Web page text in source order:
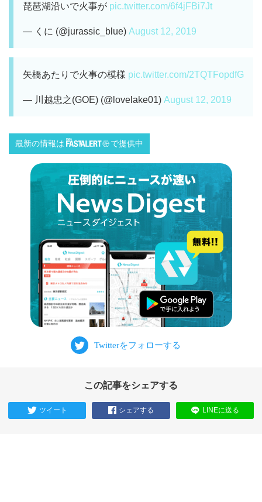
琵琶湖沿いで火事が pic.twitter.com/6f4jFBi7Jt
— くに (@jurassic_blue) August 12, 2019
矢橋あたりで火事の模様 pic.twitter.com/2TQTFopdfG
— 川越忠之(GOE) (@lovelake01) August 12, 2019
最新の情報は で提供中
この記事をシェアする
ツイート シェアする LINEに送る